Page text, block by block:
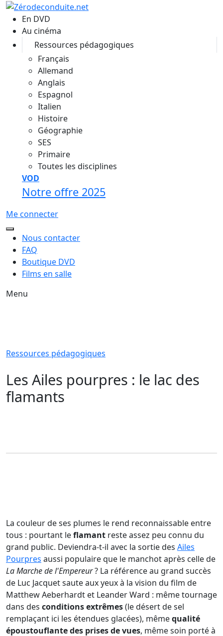
Aller au contenu principal
En DVD
Au cinéma
Ressources pédagogiques
Français
Allemand
Anglais
Espagnol
Italien
Histoire
Géographie
SES
Primaire
Toutes les disciplines
VOD
Notre offre 2025
Me connecter
Nous contacter
FAQ
Boutique DVD
Films en salle
Menu
Ressources pédagogiques
Les Ailes pourpres : le lac des
flamants
La couleur de ses plumes le rend reconnaissable entre
tous : pourtant leflamant reste assez peu connu du
grand public. Deviendra-t-il avec la sortie des Ailes
Pourpres aussi populaire que le manchot après celle de
La Marche de l'Empereur? La référence au grand succès
de Luc Jacquet saute aux yeux à la vision du film de
Matthew Aeberhardt et Leander Ward : même tournage
dans des conditions extrêmes(le désert de sel
remplaçant ici les étendues glacées), mêmequalité
époustouflante des prises de vues, même soin porté à